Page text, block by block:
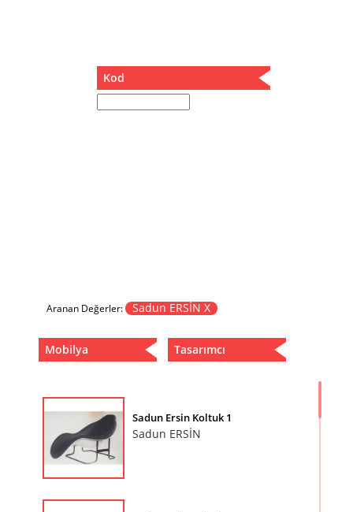
Separatör
Kod
Aranan Değerler: Sadun ERSİN X
Mobilya Tasarımcı
Sadun Ersin Koltuk 1
Sadun ERSİN